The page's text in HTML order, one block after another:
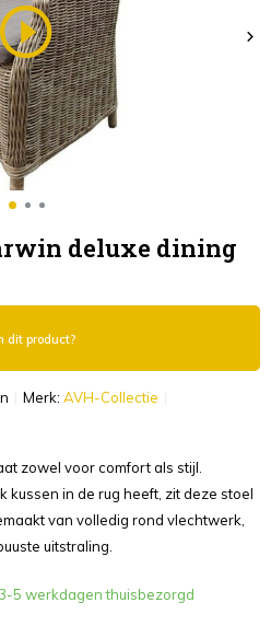
deluxe dining
dit product?
Merk: AVH-Collectie
zowel voor comfort als stijl.
kussen in de rug heeft, zit deze stoel
van volledig rond vlechtwerk,
uitstraling.
5 werkdagen thuisbezorgd